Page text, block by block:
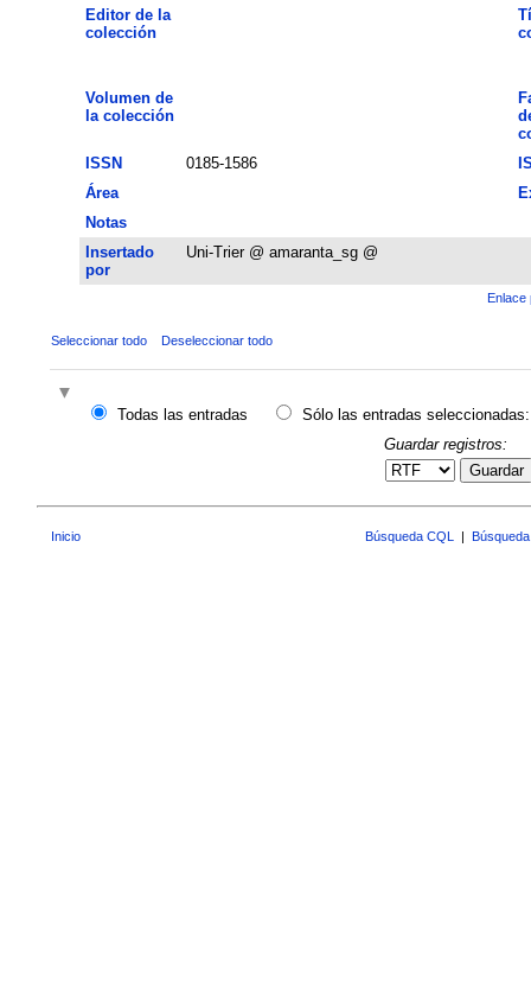
Editor de la
colección
Volumen de
la colección
ISSN
0185-1586
Área
Notas
Insertado
por
Uni-Trier @ amaranta_sg @
Enlace
Seleccionar todo Deseleccionar todo
Todas las entradas
Sólo las entradas seleccionadas:
Guardar registros:
Guardar
Inicio Búsqueda CQL